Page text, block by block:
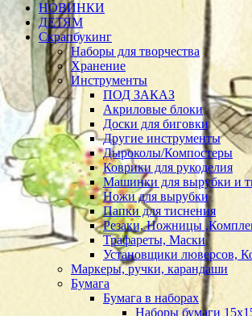
НОВИНКИ
ДЕТЯМ
Скрапбукинг
Наборы для творчества
Хранение
Инструменты
ПОД ЗАКАЗ
Акриловые блоки
Доски для биговки
Другие инструменты
Дыроколы/Компостеры
Коврики для рукоделия
Машинки для вырубки и
Ножи для вырубки
Папки для тиснения
Резаки, Ножницы
Трафареты, Маски
Установщики люверсов,
Маркеры, ручки, карандаши
Бумага
Бумага в наборах
Наборы бумаги